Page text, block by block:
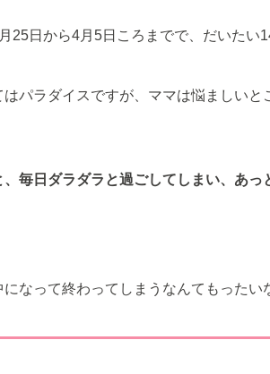
25日から4月5日ころまでで、だいたい
パラダイスですが、ママは悩ましいと
毎日ダラダラと過ごしてしまい、あっ
なって終わってしまうなんてもったい